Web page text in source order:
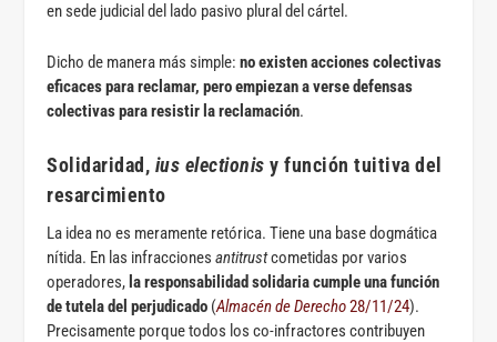
en sede judicial del lado pasivo plural del cártel.
Dicho de manera más simple:no existen acciones colectivas
eficaces para reclamar, pero empiezan a verse defensas
colectivas para resistir la reclamación.
Solidaridad, ius electionis y función tuitiva del
resarcimiento
La idea no es meramente retórica. Tiene una base dogmática
nítida. En las infraccionesantitrustcometidas por varios
operadores, la responsabilidad solidaria cumple una función
de tutela del perjudicado (Almacén de Derecho28/11/24).
Precisamente porque todos los co-infractores contribuyen